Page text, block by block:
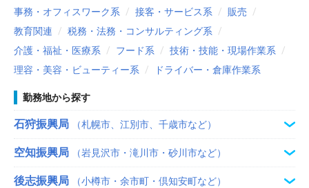
事務・オフィスワーク系
接客・サービス系
販売
教育関連
税務・法務・コンサルティング系
介護・福祉・医療系
フード系
技術・技能・現場作業系
理容・美容・ビューティー系
ドライバー・倉庫作業系
勤務地から探す
石狩振興局 （札幌市、江別市、千歳市など）
空知振興局 （岩見沢市・滝川市・砂川市など）
後志振興局 （小樽市・余市町・倶知安町など）